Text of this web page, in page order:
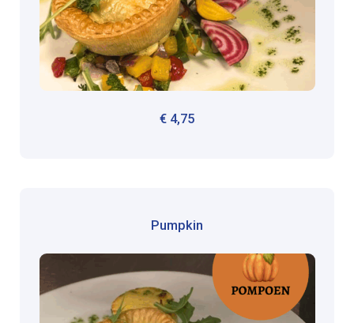
€ 4,75
Pumpkin